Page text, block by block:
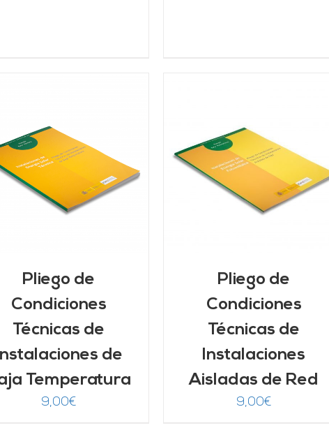
Pliego de
Condiciones
Técnicas de
de
Temperatura
9,00€
AÑADIR AL CARRITO
Pliego de
Condiciones
Técnicas de
Instalaciones
Aisladas de Red
9,00€
AÑADIR AL CARRITO
DETALLES